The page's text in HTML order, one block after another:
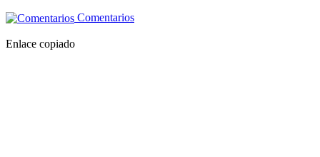
Comentarios
Enlace copiado